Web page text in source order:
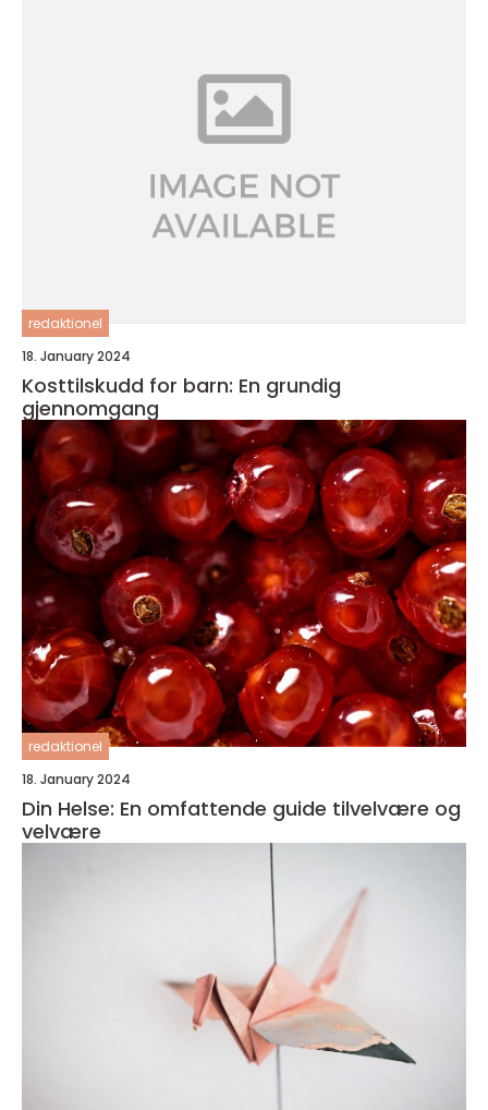
redaktionel
18. January 2024
Kosttilskudd for barn: En grundig
gjennomgang
redaktionel
18. January 2024
Din Helse: En omfattende guide tilvelvære og
velvære